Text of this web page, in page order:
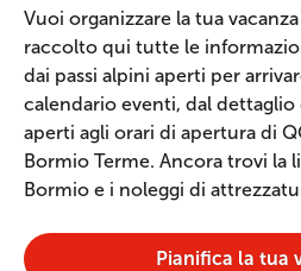
Vuoi organizzare la tua
raccolto qui tutte le
dai passi alpini aperti per
calendario eventi, dal
aperti agli orari di apertura di
Bormio Terme. Ancora trovi la
Bormio e i noleggi di
Pianifica la tua